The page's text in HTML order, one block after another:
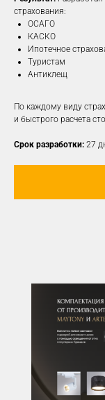
страхования:
ОСАГО
КАСКО
Ипотечное
Туристам
Антиклещ
По каждому виду
и быстрого расчета
Срок разработки: 27
ВКонтакте